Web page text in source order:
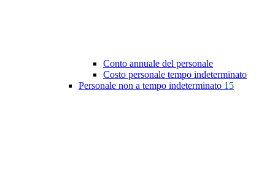
Conto annuale del personale
Costo personale tempo indeterminato
Personale non a tempo indeterminato 15